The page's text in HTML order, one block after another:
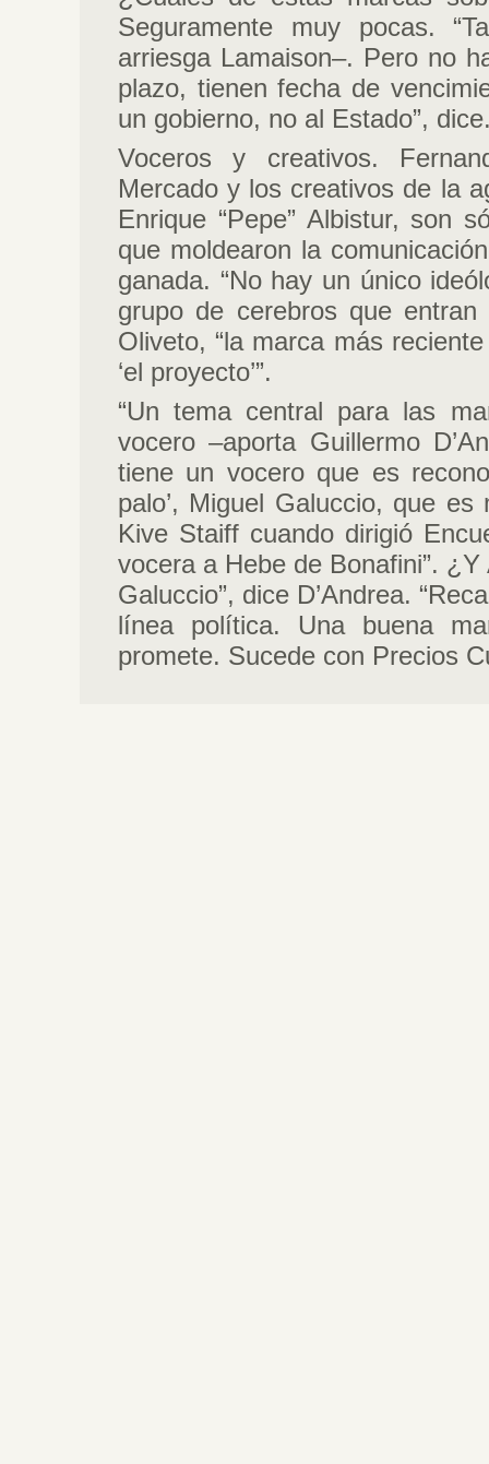
Seguramente muy pocas.
arriesga Lamaison–. Pero no
plazo, tienen fecha de
un gobierno, no al Estado”,
Voceros y creativos.
Mercado y los creativos de la
Enrique “Pepe” Albistur, son
que moldearon la
ganada. “No hay un único
grupo de cerebros que
Oliveto, “la marca más
‘el proyecto’”.
“Un tema central para las
vocero –aporta Guillermo
tiene un vocero que es
palo’, Miguel Galuccio, que
Kive Staiff cuando dirigió
vocera a Hebe de Bonafini”.
Galuccio”, dice D’Andrea.
línea política. Una buena
promete. Sucede con Precios